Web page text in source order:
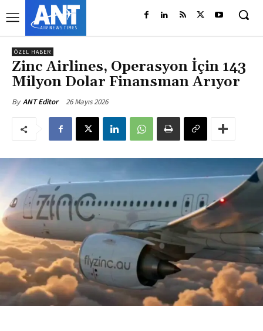
ÖZEL HABER
Zinc Airlines, Operasyon İçin 143
Milyon Dolar Finansman Arıyor
By ANT Editor 26 Mayıs 2026